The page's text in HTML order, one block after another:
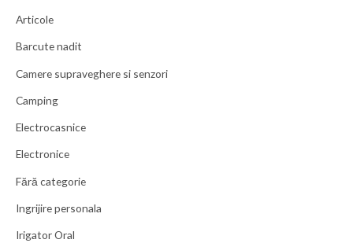
Articole
Barcute nadit
Camere supraveghere si senzori
Camping
Electrocasnice
Electronice
Fără categorie
Ingrijire personala
Irigator Oral